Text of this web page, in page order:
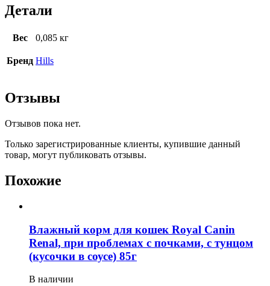
Детали
Вес 0,085 кг
Бренд Hills
Отзывы
Отзывов пока нет.
Только зарегистрированные клиенты, купившие данный
товар, могут публиковать отзывы.
Похожие
Влажный корм для кошек Royal Canin
Renal, при проблемах с почками, с тунцом
(кусочки в соусе) 85г
В наличии